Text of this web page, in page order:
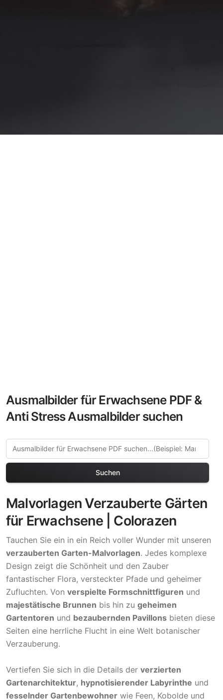
Ausmalbilder für Erwachsene PDF &
Anti Stress Ausmalbilder suchen
Suchen
Malvorlagen Verzauberte Gärten
für Erwachsene | Colorazen
Tauchen Sie ein in ein Reich voller Wunder mit unseren
verzauberten Garten-Malvorlagen. Jedes komplexe
Design zeigt die Schönheit und den Zauber
fantastischer Flora, versteckter Pfade und geheimer
Zufluchten. Von verspielte Formschnittfiguren und
majestätische Brunnen bis hin zu geheimen
Gartentoren und bezaubernden Pavillons bieten diese
Seiten eine herrliche Flucht in eine Welt botanischer
Verzauberung.
Vertiefen Sie sich in die Details der verzierten
Gartenarchitektur, hypnotisierender Labyrinthe und
fesselnder Gartenbewohner wie Feen, Kobolde und